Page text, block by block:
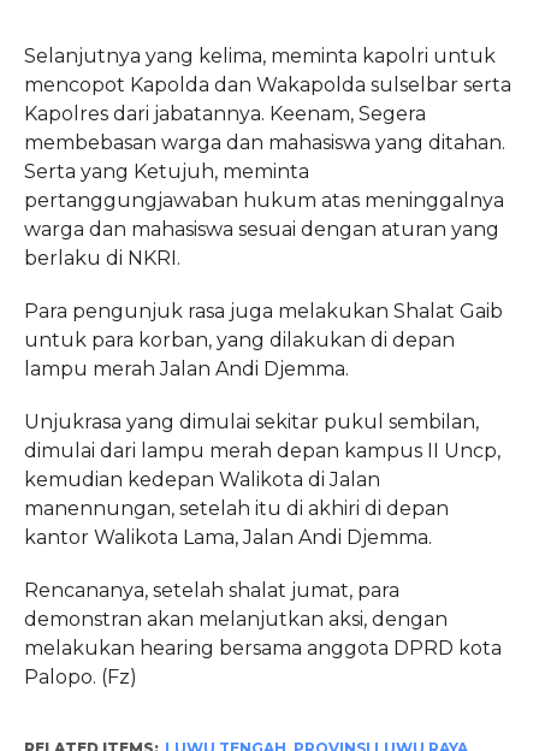
Selanjutnya yang kelima, meminta kapolri untuk
mencopot Kapolda dan Wakapolda sulselbar serta
Kapolres dari jabatannya. Keenam, Segera
membebasan warga dan mahasiswa yang ditahan.
Serta yang Ketujuh, meminta
pertanggungjawaban hukum atas meninggalnya
warga dan mahasiswa sesuai dengan aturan yang
berlaku di NKRI.
Para pengunjuk rasa juga melakukan Shalat Gaib
untuk para korban, yang dilakukan di depan
lampu merah Jalan Andi Djemma.
Unjukrasa yang dimulai sekitar pukul sembilan,
dimulai dari lampu merah depan kampus II Uncp,
kemudian kedepan Walikota di Jalan
manennungan, setelah itu di akhiri di depan
kantor Walikota Lama, Jalan Andi Djemma.
Rencananya, setelah shalat jumat, para
demonstran akan melanjutkan aksi, dengan
melakukan hearing bersama anggota DPRD kota
Palopo. (Fz)